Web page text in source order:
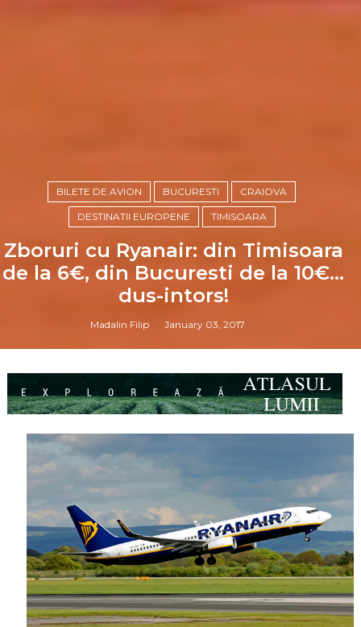
BILETE DE AVION BUCURESTI CRAIOVA
DESTINATII EUROPENE TIMISOARA
Zboruri cu Ryanair: din Timisoara
de la 6€, din Bucuresti de la 10€...
dus-intors!
Madalin Filip January 03, 2017